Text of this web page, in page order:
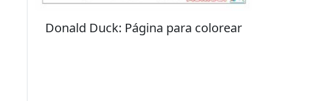
Stitch: Página para colorear